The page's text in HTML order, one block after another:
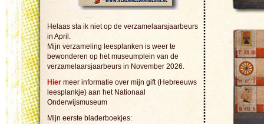
Helaas sta ik niet op de verzamelaarsjaarbeurs
in April.
Mijn verzameling leesplanken is weer te
bewonderen op het museumplein van de
verzamelaarsjaarbeurs in November 2026.
Hier meer informatie over mijn gift (Hebreeuws
leesplankje) aan het Nationaal
Onderwijsmuseum
Mijn eerste bladerboekjes: